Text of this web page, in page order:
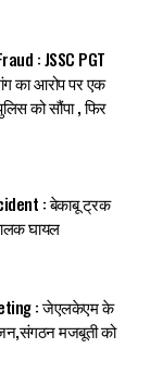
: JSSC PGT
का आरोप पर एक
को सौंपा , फिर
: बेकाबू ट्रक
घायल
: जेएलकेएम के
मजबूती को